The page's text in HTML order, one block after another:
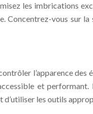
les imbrications
vous sur
l’apparence
et
d’utiliser les outils